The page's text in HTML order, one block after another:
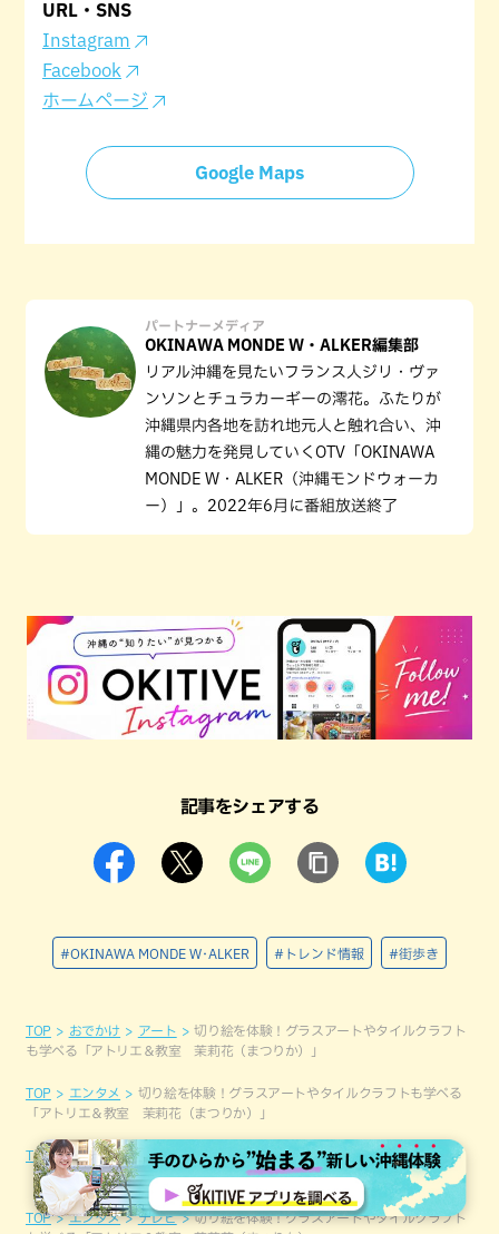
URL・SNS
Instagram
Facebook
ホームページ
Google Maps
パートナーメディア
OKINAWA MONDE W・ALKER編集部
リアル沖縄を見たいフランス人ジリ・ヴァ
ンソンとチュラカーギーの澪花。ふたりが
沖縄県内各地を訪れ地元人と触れ合い、沖
縄の魅力を発見していくOTV「OKINAWA
MONDE W・ALKER（沖縄モンドウォーカ
ー）」。2022年6月に番組放送終了
記事をシェアする
#OKINAWA MONDE W･ALKER #トレンド情報 #街歩き
TOP おでかけ アート
切り絵を体験！グラスアートやタイルクラフト
も学べる「アトリエ＆教室 茉莉花（まつりか）」
TOP エンタメ
切り絵を体験！グラスアートやタイルクラフトも学べる
「アトリエ＆教室 茉莉花（まつりか）」
TOP おでかけ
切り絵を体験！グラスアートやタイルクラフトも学べる
「アトリエ＆教室 茉莉花（まつりか）」
TOP エンタメ テレビ
切り絵を体験！グラスアートやタイルクラフト